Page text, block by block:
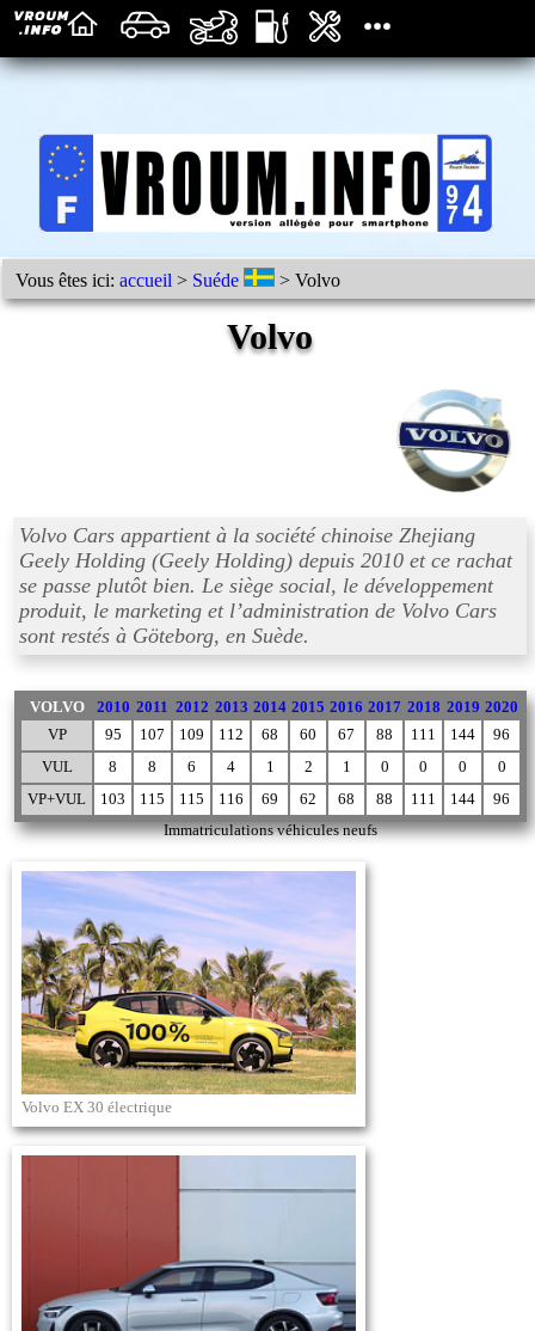
Vous êtes ici:accueil > Suéde > Volvo
Volvo
Volvo Cars appartient à la société chinoise Zhejiang
Geely Holding (Geely Holding) depuis 2010 et ce rachat
se passe plutôt bien. Le siège social, le développement
produit, le marketing et l’administration de Volvo Cars
sont restés à Göteborg, en Suède.
Immatriculations véhicules neufs
VOLVO 2010 2011 2012 2013 2014 2015 2016 2017 2018 2019 2020
VP
95 107 109 112 68 60 67 88 111 144
96
VUL
8 8 6 4 1 2 1 0 0 0
0
VP+VUL
103 115 115 116 69 62 68 88 111 144 96
Volvo EX 30 électrique